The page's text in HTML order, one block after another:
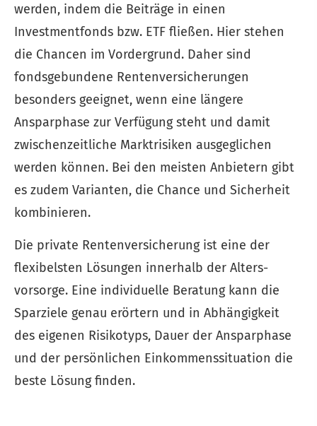
werden, indem die Beiträge in einen
Investmentfonds bzw. ETF fließen. Hier stehen
die Chancen im Vordergrund. Daher sind
fondsgebundene Rentenversicherungen
besonders geeignet, wenn eine längere
Ansparphase zur Verfügung steht und damit
zwischenzeitliche Marktrisiken ausgeglichen
werden können. Bei den meisten Anbietern gibt
es zudem Varianten, die Chance und Sicherheit
kombinieren.
Die private Rentenversicherung ist eine der
flexibelsten Lösungen innerhalb der Alters­
vorsorge. Eine individuelle Beratung kann die
Sparziele genau erörtern und in Abhängigkeit
des eigenen Risikotyps, Dauer der Ansparphase
und der persönlichen Einkommenssituation die
beste Lösung finden.